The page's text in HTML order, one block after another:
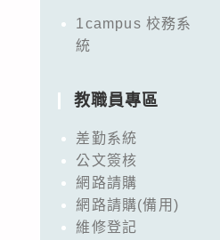
1campus 校務系
統
教職員專區
差勤系統
公文簽核
網路請購
網路請購(備用)
維修登記